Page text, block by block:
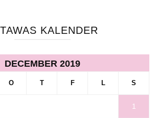
KALENDER
DECEMBER 2019
O T F L S
1